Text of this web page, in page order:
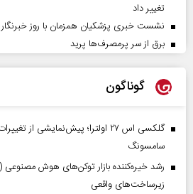
تغییر داد
نشست خبری پزشکیان همزمان با روز خبرنگار
برق از سر پرمصرف‌ها پرید
گوناگون
گلکسی اس ۲۷ اولترا؛ پیش‌نمایشی از
سامسونگ
زیرساخت‌های واقعی